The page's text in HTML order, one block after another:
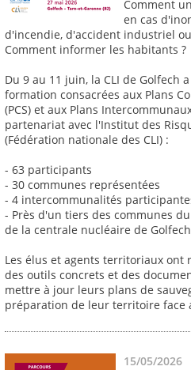
Comment
en cas
d'incendie, d'accident industriel
Comment informer les habitants ?
Du 9 au 11 juin, la CLI de Golfech
formation consacrées aux Plans
(PCS) et aux Plans
partenariat avec l'Institut des
(Fédération nationale des CLI) :
- 63 participants
- 30 communes représentées
- 4 intercommunalités
- Près d'un tiers des communes
de la centrale nucléaire de Golfech
Les élus et agents territoriaux ont
des outils concrets et des
mettre à jour leurs plans de
préparation de leur territoire face
15/05/2026